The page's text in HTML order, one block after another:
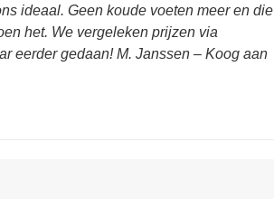
ideaal. Geen koude voeten meer en die
het. We vergeleken prijzen via
eerder gedaan! M. Janssen – Koog aan